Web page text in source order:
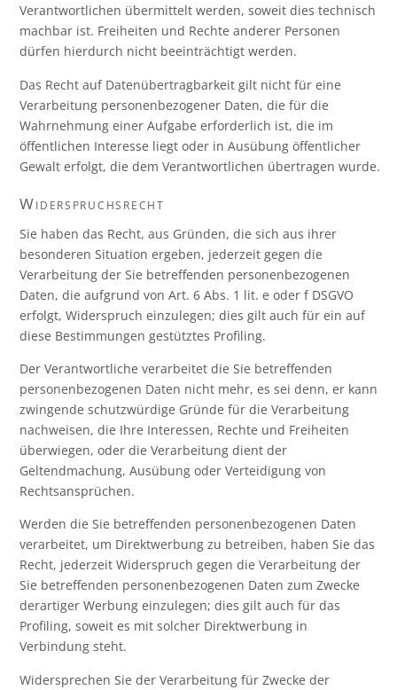
Verantwortlichen übermittelt werden, soweit dies technisch
machbar ist. Freiheiten und Rechte anderer Personen
dürfen hierdurch nicht beeinträchtigt werden.
Das Recht auf Datenübertragbarkeit gilt nicht für eine
Verarbeitung personenbezogener Daten, die für die
Wahrnehmung einer Aufgabe erforderlich ist, die im
öffentlichen Interesse liegt oder in Ausübung öffentlicher
Gewalt erfolgt, die dem Verantwortlichen übertragen wurde.
Widerspruchsrecht
Sie haben das Recht, aus Gründen, die sich aus ihrer
besonderen Situation ergeben, jederzeit gegen die
Verarbeitung der Sie betreffenden personenbezogenen
Daten, die aufgrund von Art. 6 Abs. 1 lit. e oder f DSGVO
erfolgt, Widerspruch einzulegen; dies gilt auch für ein auf
diese Bestimmungen gestütztes Profiling.
Der Verantwortliche verarbeitet die Sie betreffenden
personenbezogenen Daten nicht mehr, es sei denn, er kann
zwingende schutzwürdige Gründe für die Verarbeitung
nachweisen, die Ihre Interessen, Rechte und Freiheiten
überwiegen, oder die Verarbeitung dient der
Geltendmachung, Ausübung oder Verteidigung von
Rechtsansprüchen.
Werden die Sie betreffenden personenbezogenen Daten
verarbeitet, um Direktwerbung zu betreiben, haben Sie das
Recht, jederzeit Widerspruch gegen die Verarbeitung der
Sie betreffenden personenbezogenen Daten zum Zwecke
derartiger Werbung einzulegen; dies gilt auch für das
Profiling, soweit es mit solcher Direktwerbung in
Verbindung steht.
Widersprechen Sie der Verarbeitung für Zwecke der